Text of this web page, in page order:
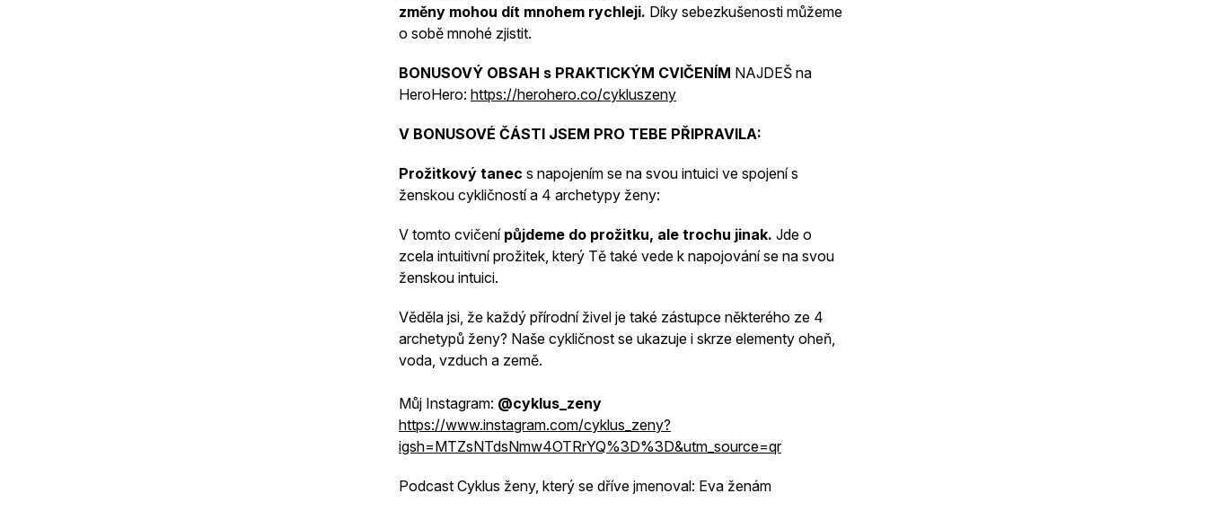
změny mohou dít mnohem rychleji. Díky sebezkušenosti můžeme
o sobě mnohé zjistit.
BONUSOVÝ OBSAH s PRAKTICKÝM CVIČENÍM NAJDEŠ na
HeroHero: https://herohero.co/cykluszeny
V BONUSOVÉ ČÁSTI JSEM PRO TEBE PŘIPRAVILA:
Prožitkový tanec s napojením se na svou intuici ve spojení s
ženskou cykličností a 4 archetypy ženy:
V tomto cvičení půjdeme do prožitku, ale trochu jinak. Jde o
zcela intuitivní prožitek, který Tě také vede k napojování se na svou
ženskou intuici.
Věděla jsi, že každý přírodní živel je také zástupce některého ze 4
archetypů ženy? Naše cykličnost se ukazuje i skrze elementy oheň,
voda, vzduch a země.
Můj Instagram: @cyklus_zeny
https://www.instagram.com/cyklus_zeny?
igsh=MTZsNTdsNmw4OTRrYQ%3D%3D&utm_source=qr
Podcast Cyklus ženy, který se dříve jmenoval: Eva ženám